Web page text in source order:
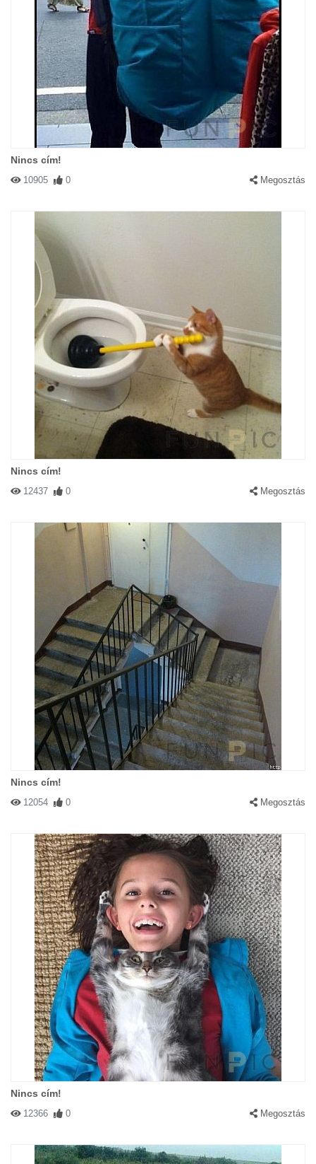
Nincs cím!
10905 0 Megosztás
Nincs cím!
12437 0 Megosztás
Nincs cím!
12054 0 Megosztás
Nincs cím!
12366 0 Megosztás